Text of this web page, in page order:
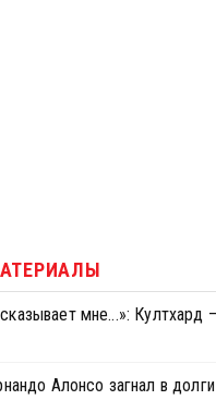
мне...»:
Алонсо загнал в